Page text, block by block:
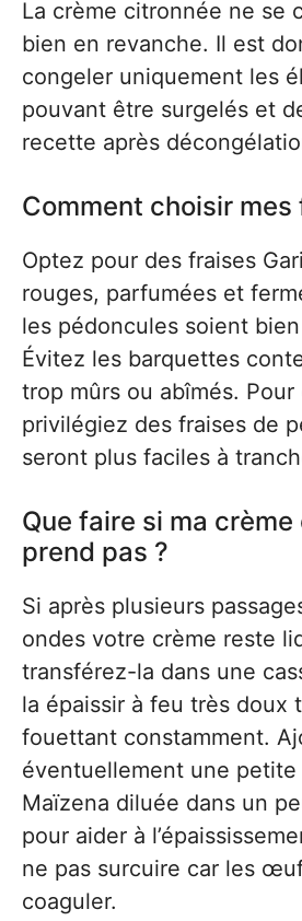
La crème citronnée ne se
bien en revanche. Il est
congeler uniquement les
pouvant être surgelés et
recette après
Comment choisir mes
Optez pour des fraises
rouges, parfumées et
les pédoncules soient
Évitez les barquettes
trop mûrs ou abîmés.
privilégiez des fraises de
seront plus faciles à
Que faire si ma
prend pas ?
Si après plusieurs
ondes votre crème reste
transférez-la dans une
la épaissir à feu très doux
fouettant constamment.
éventuellement une
Maïzena diluée dans un
pour aider à
ne pas surcuire car les
coaguler.